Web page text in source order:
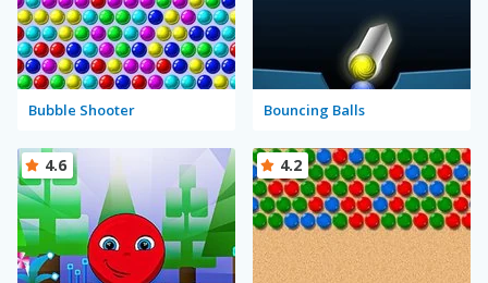
Bubble Shooter Bouncing Balls
4.6 4.2